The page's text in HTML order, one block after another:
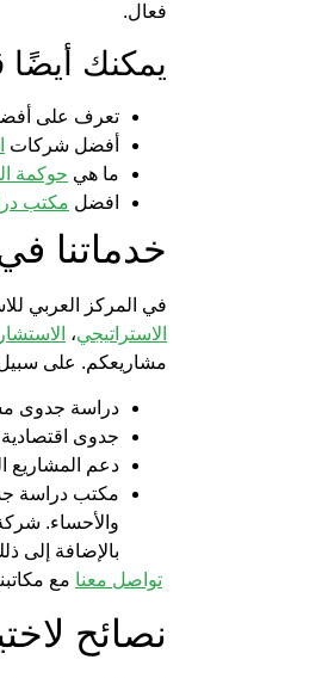
فعال.
يمكنك أيضًا
تعرف على
أفضل شركات
ما هي حوكمة
افضل مكتب
خدماتنا
في المركز العربي
الاستراتيجي،
مشاريعكم. على سبيل
دراسة جدوى
جدوى اقتصادية
دعم المشاريع
مكتب دراسة
والأحساء.
بالإضافة إلى
تواصل معنا مع
نصائح